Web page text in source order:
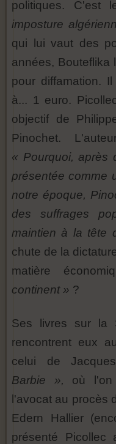
politiques. C'est
imposture
qui lui vaut des
années, Bouteflika
pour diffamation.
à... 1 euro.
objectif de
Pinochet.
« Pourquoi, après
présentée comme
notre époque,
des suffrages
maintien à la tête
chute de la
matière
continent » ?
Ses livres sur la
rencontrent eux
celui de
Barbie », où
l'avocat au procès
Edern Hallier
présenté Picollec